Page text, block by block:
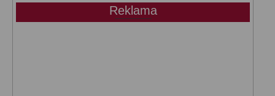
Reklama